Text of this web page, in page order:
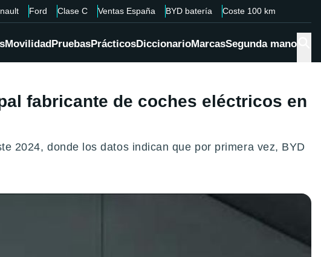
Ford Clase C Ventas España BYD batería Coste 100 km
MovilidadPruebasPrácticosDiccionarioMarcasSegunda mano
fabricante de coches eléctricos en
2024, donde los datos indican que por primera vez, BYD